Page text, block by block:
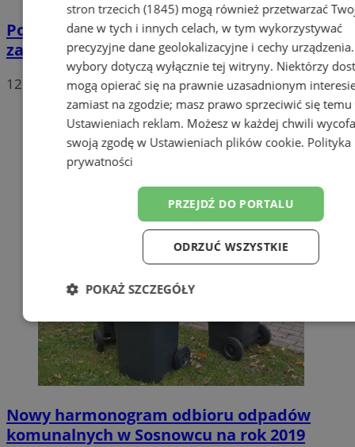
Potwierdzono pierwszy przypadek
zarażenia koronawirusem w Sosnowcu
12
Nowy harmonogram odbioru odpadów
komunalnych w Sosnowcu na rok 2019
stron trzecich (1845)mogą również przetwarzać
dane w tych i innych celach, w tym wykorzystywać
precyzyjne dane geolokalizacyjne i cechy
wybory dotyczą wyłącznie tej witryny. Niektórzy
mogą opierać się na prawnie uzasadnionym
zamiast na zgodzie; masz prawo sprzeciwić się temu
Ustawieniach reklam. Możesz w każdej chwili
swoją zgodę w Ustawieniach plików cookie. Polityka
prywatności
PRZEJDŹ DO PORTALU
ODRZUĆ WSZYSTKIE
POKAŻ SZCZEGÓŁY
Niezbędne Wydajność
Funkcjonalność